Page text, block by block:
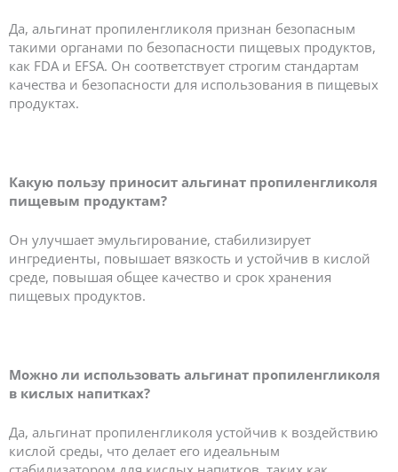
Да, альгинат пропиленгликоля признан безопасным
такими органами по безопасности пищевых продуктов,
как FDA и EFSA. Он соответствует строгим стандартам
качества и безопасности для использования в пищевых
продуктах.
Какую пользу приносит альгинат пропиленгликоля
пищевым продуктам?
Он улучшает эмульгирование, стабилизирует
ингредиенты, повышает вязкость и устойчив в кислой
среде, повышая общее качество и срок хранения
пищевых продуктов.
Можно ли использовать альгинат пропиленгликоля
в кислых напитках?
Да, альгинат пропиленгликоля устойчив к воздействию
кислой среды, что делает его идеальным